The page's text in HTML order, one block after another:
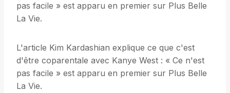
pas facile » est apparu en premier sur Plus Belle
La Vie.
L'article Kim Kardashian explique ce que c'est
d'être coparentale avec Kanye West : « Ce n'est
pas facile » est apparu en premier sur Plus Belle
La Vie.